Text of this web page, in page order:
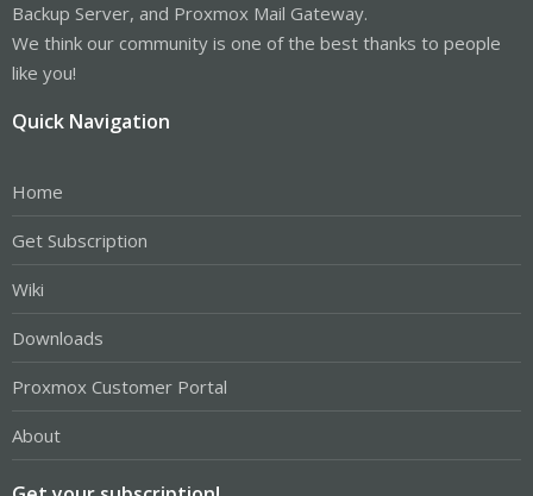
Backup Server, and Proxmox Mail Gateway.
We think our community is one of the best thanks to people
like you!
Quick Navigation
Home
Get Subscription
Wiki
Downloads
Proxmox Customer Portal
About